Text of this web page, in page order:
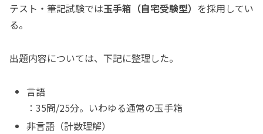
テスト・筆記試験では玉手箱（自宅受験型） を採用してい
る。
出題内容については、下記に整理した。
言語
：35問/25分。いわゆる通常の玉手箱
非言語（計数理解）